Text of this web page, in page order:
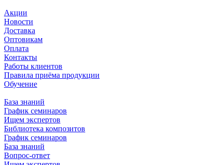
Акции
Новости
Доставка
Оптовикам
Оплата
Контакты
Работы клиентов
Правила приёма продукции
Обучение
База знаний
График семинаров
Ищем экспертов
Библиотека композитов
График семинаров
База знаний
Вопрос-ответ